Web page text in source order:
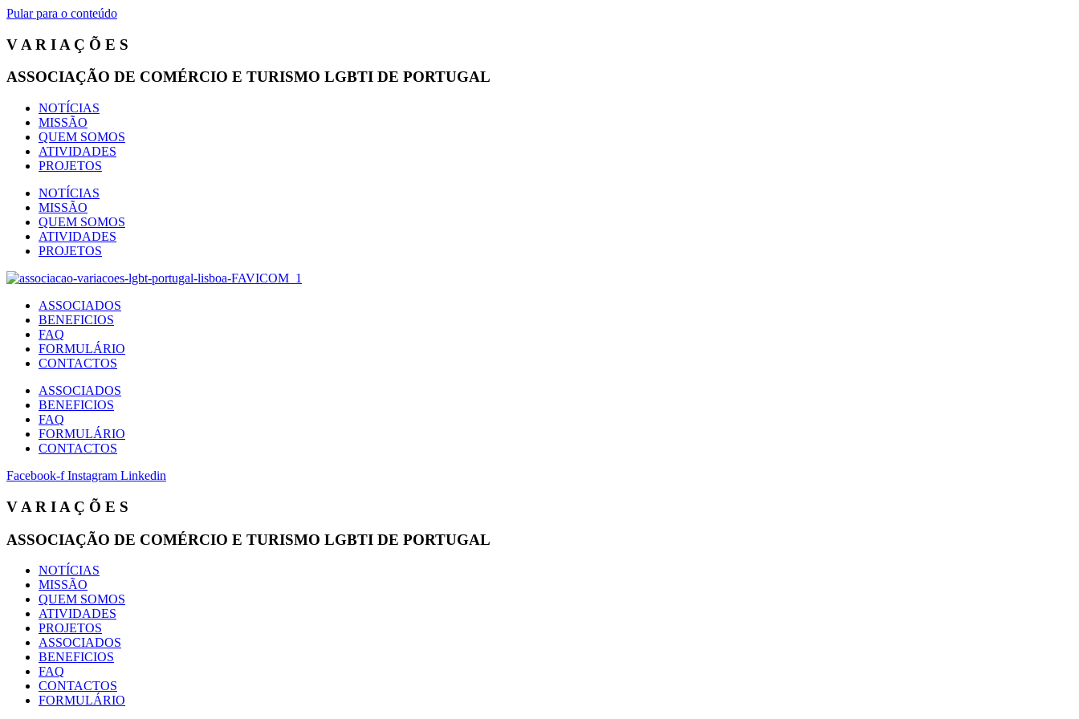
Pular para o conteúdo
V A R I A Ç Õ E S
ASSOCIAÇÃO DE COMÉRCIO E TURISMO LGBTI DE PORTUGAL
NOTÍCIAS
MISSÃO
QUEM SOMOS
ATIVIDADES
PROJETOS
NOTÍCIAS
MISSÃO
QUEM SOMOS
ATIVIDADES
PROJETOS
ASSOCIADOS
BENEFICIOS
FAQ
FORMULÁRIO
CONTACTOS
ASSOCIADOS
BENEFICIOS
FAQ
FORMULÁRIO
CONTACTOS
Facebook-f Instagram Linkedin
V A R I A Ç Õ E S
ASSOCIAÇÃO DE COMÉRCIO E TURISMO LGBTI DE PORTUGAL
NOTÍCIAS
MISSÃO
QUEM SOMOS
ATIVIDADES
PROJETOS
ASSOCIADOS
BENEFICIOS
FAQ
CONTACTOS
FORMULÁRIO